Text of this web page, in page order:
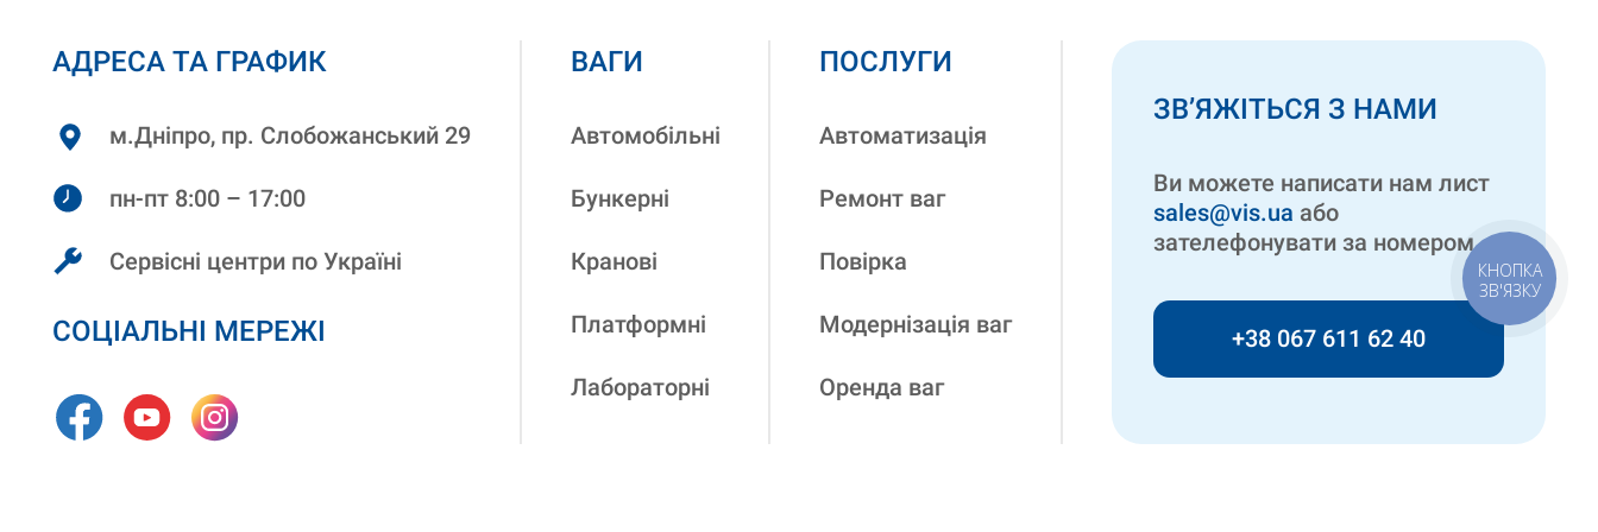
АДРЕСА ТА ГРАФИК
м.Дніпро, пр. Слобожанський 29
пн-пт 8:00 – 17:00
Сервісні центри по Україні
СОЦІАЛЬНІ МЕРЕЖІ
ВАГИ
Автомобільні
Бункерні
Кранові
Платформні
Лабораторні
ПОСЛУГИ
Автоматизація
Ремонт ваг
Повірка
Модернізація ваг
Оренда ваг
ЗВ’ЯЖІТЬСЯ З НАМИ
Ви можете написати нам лист
sales@vis.ua або
зателефонувати за номером
+38 067 611 62 40
КНОПКА
ЗВ'ЯЗКУ